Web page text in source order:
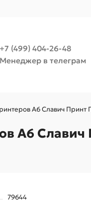
+7 (499) 404-26-48
Менеджер в телеграм
А6 Славич Принт
А6
79644